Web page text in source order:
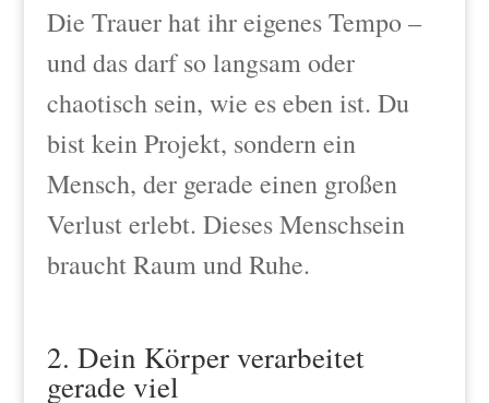
Die Trauer hat ihr eigenes Tempo –
und das darf so langsam oder
chaotisch sein, wie es eben ist. Du
bist kein Projekt, sondern ein
Mensch, der gerade einen großen
Verlust erlebt. Dieses Menschsein
braucht Raum und Ruhe.
2. Dein Körper verarbeitet
gerade viel